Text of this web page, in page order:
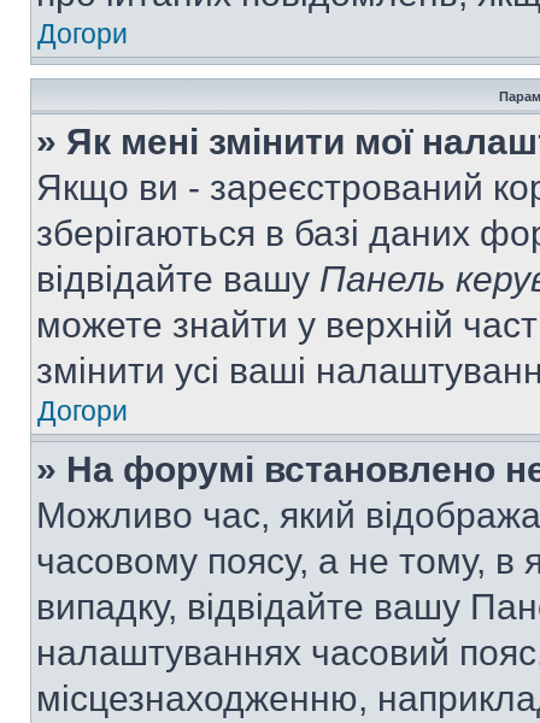
Догори
» Як мені змінити мої
Якщо ви - зареєстрований
зберігаються в базі даних
відвідайте вашу Панель
можете знайти у верхній
змінити усі ваші
Догори
» На форумі встановлено
Можливо час, який
часовому поясу, а не тому, в
випадку, відвідайте вашу
налаштуваннях часовий
місцезнаходженню,